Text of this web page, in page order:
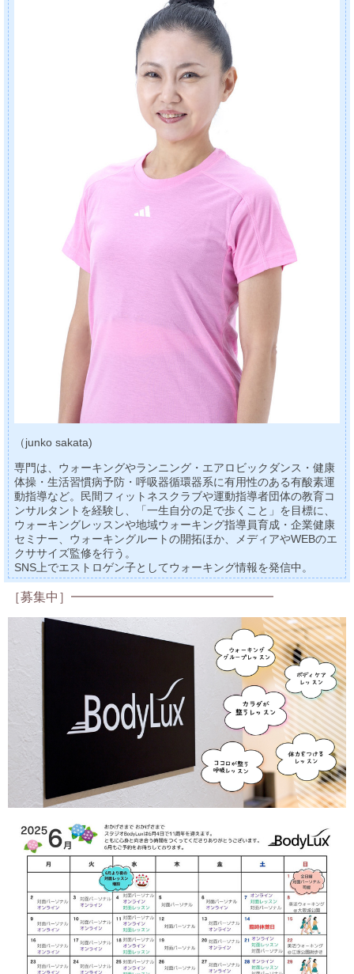
（junko sakata)
専門は、ウォーキングやランニング・エアロビックダンス・健康
体操・生活習慣病予防・呼吸器循環器系に有用性のある有酸素運
動指導など。民間フィットネスクラブや運動指導者団体の教育コ
ンサルタントを経験し、「一生自分の足で歩くこと」を目標に、
ウォーキングレッスンや地域ウォーキング指導員育成・企業健康
セミナー、ウォーキングルートの開拓ほか、メディアやWEBのエ
クササイズ監修を行う。
SNS上でエストロゲン子としてウォーキング情報を発信中。
［募集中］━━━━━━━━━━━━━━━━